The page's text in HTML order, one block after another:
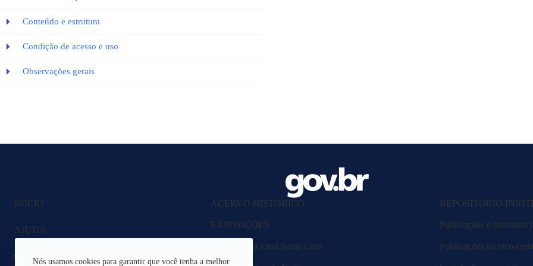
Nós usamos cookies para garantir que você tenha a melhor
Conteúdo e estrutura
Condição de acesso e uso
Observações gerais
INÍCIO
AJUDA
CANAIS DE ATENDIMENTO
ACERVO HISTÓRICO
EXPOSIÇÕES
Fazenda Nacional Santa Cruz
REPOSITÓRIO
Publicações e relatórios
Publicações técnico-